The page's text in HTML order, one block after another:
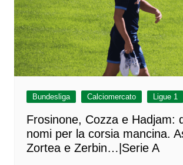
Bundesliga Calciomercato Ligue 1
Frosinone, Cozza e Hadjam:
nomi per la corsia mancina.
Zortea e Zerbin…|Serie A